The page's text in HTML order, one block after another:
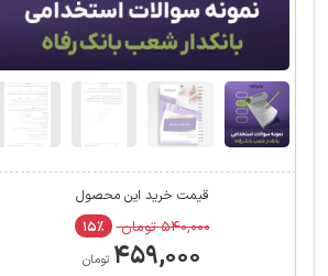
قیمت خرید این محصول
۵۴۰,۰۰۰ تومان ۱۵٪
۴۵۹,۰۰۰ تومان